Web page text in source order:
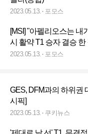
2023.05.13. 포모스
[MSI] "아펠리오스는 내
시 활약 T1 승자 결승 한
2023.05.13. 포모스
GES, DFM과의 하위권
시픽]
2023.05.13. 쿠키뉴스